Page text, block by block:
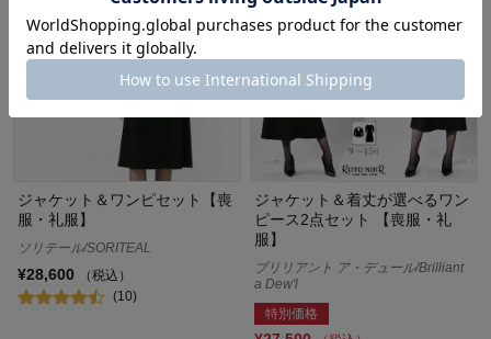
ジャケット＆ワンピセット【喪
服・礼服】
ソリテール/SORITEAL
¥28,600
（税込）
(10)
ジャケット＆着丈が選べるワン
ピース2点セット 【喪服・礼
服】
ブリリアント ア・デュール/Brilliant
a Dew'l
特別価格